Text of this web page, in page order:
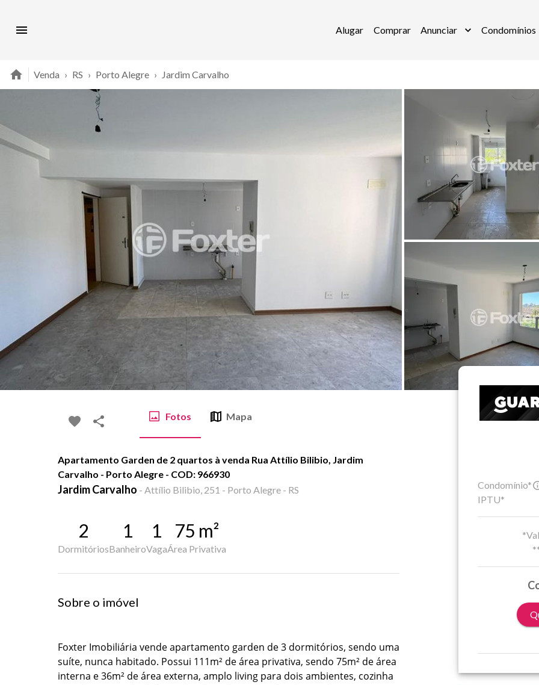
Alugar Comprar Anunciar Condomínios
Venda › RS › Porto Alegre › Jardim Carvalho
Fotos Mapa
Apartamento Garden de 2 quartos à venda Rua Attílio Bilibio, Jardim
Carvalho - Porto Alegre - COD: 966930
Jardim Carvalho - Attílio Bilibio, 251 - Porto Alegre - RS
2
Dormitórios
1
Banheiro
1
Vaga
75 m²
Área Privativa
Sobre o imóvel
Foxter Imobiliária vende apartamento garden de 3 dormitórios, sendo uma
suíte, nunca habitado. Possui 111m² de área privativa, sendo 75m² de área
interna e 36m² de área externa, amplo living para dois ambientes, cozinha
Condomínio*
IPTU*